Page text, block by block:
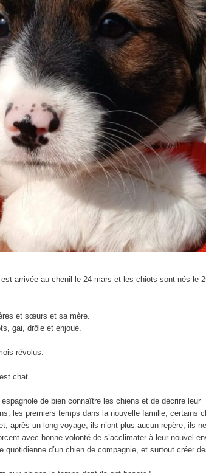
arrivée au chenil le 24 mars et les chiots sont nés le
et sœurs et sa mère.
gai, drôle et enjoué.
révolus.
chat.
de bien connaître les chiens et de décrire leur
les premiers temps dans la nouvelle famille, certains
après un long voyage, ils n’ont plus aucun repère, ils
avec bonne volonté de s’acclimater à leur nouvel
d’un chien de compagnie, et surtout créer